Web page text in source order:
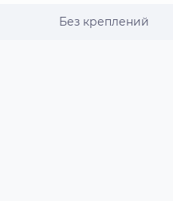
Без креплений